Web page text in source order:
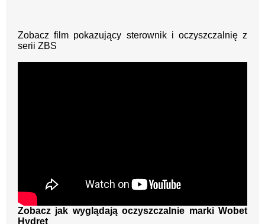
Zobacz film pokazujący sterownik i oczyszczalnię z
serii ZBS
Zobacz jak wyglądają oczyszczalnie marki Wobet
Hydret